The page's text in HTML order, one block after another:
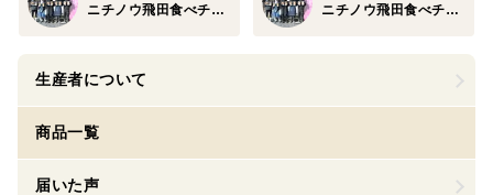
ニチノウ飛田食べチョク店 ニチノウ飛田食べチョク店
生産者について
商品一覧
届いた声